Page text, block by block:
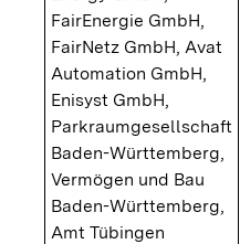
FairEnergie GmbH,
FairNetz GmbH, Avat
Automation GmbH,
Enisyst GmbH,
Parkraumgesellschaft
Baden-Württemberg,
Vermögen und Bau
Baden-Württemberg,
Amt Tübingen